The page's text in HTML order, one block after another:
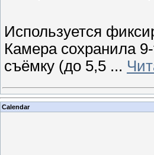
Используется
Камера сохранила
съёмку (до 5,5 ...
Calendar